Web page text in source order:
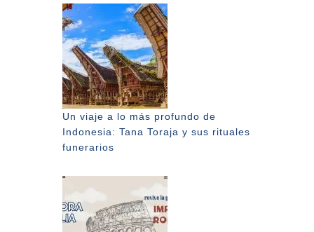
Un viaje a lo más profundo de
Indonesia: Tana Toraja y sus rituales
funerarios